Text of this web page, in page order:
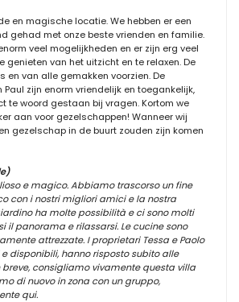
en magische locatie. We hebben er een
gehad met onze beste vrienden en familie.
veel mogelijkheden en er zijn erg veel
genieten van het uitzicht en te relaxen. De
en van alle gemakken voorzien. De
Paul zijn enorm vriendelijk en toegankelijk,
te woord gestaan bij vragen. Kortom we
aan voor gezelschappen! Wanneer wij
gezelschap in de buurt zouden zijn komen
e magico. Abbiamo trascorso un fine
con i nostri migliori amici e la nostra
ha molte possibilità e ci sono molti
il panorama e rilassarsi. Le cucine sono
attrezzate. I proprietari Tessa e Paolo
disponibili, hanno risposto subito alle
breve, consigliamo vivamente questa villa
di nuovo in zona con un gruppo,
qui.